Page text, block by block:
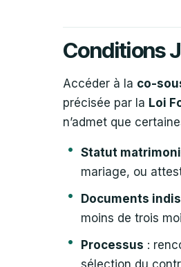
Conditions
Accéder à la co-
précisée par la Loi
n’admet que
Statut
mariage, ou
Documents
moins de trois
Processus :
sélection du